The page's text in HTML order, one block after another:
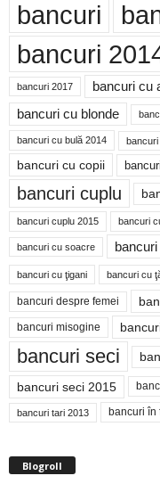
bancuri
bancuri
bancuri 2017 bancuri cu
bancuri cu blonde
bancuri cu bulă 2014 bancuri
bancuri cu copii
bancuri cuplu
bancuri cuplu 2015 bancuri
bancuri cu soacre
bancuri cu ţigani bancuri cu
bancuri despre femei
bancuri misogine
bancuri seci
bancuri seci 2015
bancuri tari 2013 bancuri în
Blogroll